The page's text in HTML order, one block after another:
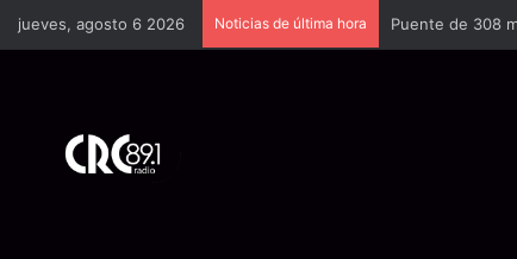
jueves, agosto 6 2026 Noticias de última hora Puente de 308